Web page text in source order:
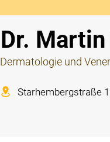
Dr.
Dermatologie und
Starhembergstraße